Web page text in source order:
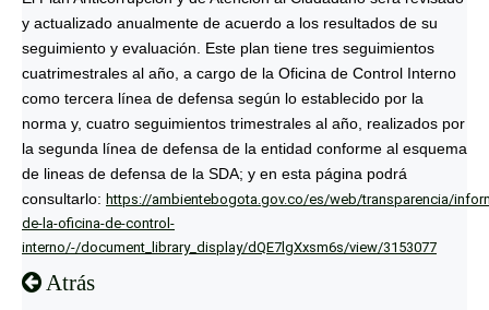
y actualizado anualmente de acuerdo a los resultados de su
seguimiento y evaluación. Este plan tiene tres seguimientos
cuatrimestrales al año, a cargo de la Oficina de Control Interno
como tercera línea de defensa según lo establecido por la
norma y, cuatro seguimientos trimestrales al año, realizados por
la segunda línea de defensa de la entidad conforme al esquema
de lineas de defensa de la SDA; y en esta página podrá
consultarlo: https://ambientebogota.gov.co/es/web/transparencia/
de-la-oficina-de-control-
interno/-/document_library_display/dQE7lgXxsm6s/view/3153077
Atrás